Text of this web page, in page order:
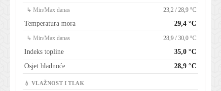
↳ Min/Max danas 23,2 / 28,9 °C
Temperatura mora 29,4 °C
↳ Min/Max danas 28,9 / 30,0 °C
Indeks topline
35,0 °C
Osjet hladnoće
28,9 °C
💧 VLAŽNOST I TLAK